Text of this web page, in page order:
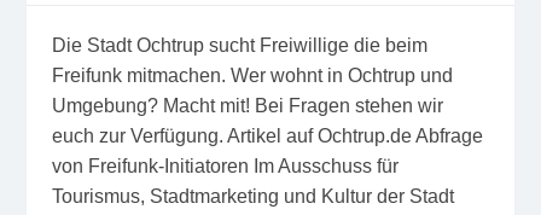
Die Stadt Ochtrup sucht Freiwillige die beim
Freifunk mitmachen. Wer wohnt in Ochtrup und
Umgebung? Macht mit! Bei Fragen stehen wir
euch zur Verfügung. Artikel auf Ochtrup.de Abfrage
von Freifunk-Initiatoren Im Ausschuss für
Tourismus, Stadtmarketing und Kultur der Stadt